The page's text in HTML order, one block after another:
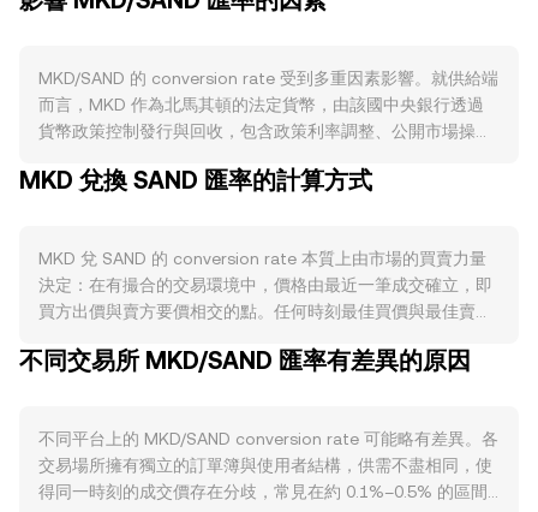
MKD/SAND 的 conversion rate 受到多重因素影響。就供給端
而言，MKD 作為北馬其頓的法定貨幣，由該國中央銀行透過
貨幣政策控制發行與回收，包含政策利率調整、公開市場操作
MKD 計價的資產相對價格。MKD 並不存在加密資產常見的銷
動、進出口與匯兌、僑匯與旅遊週期，以及企業與個人的支付
與儲值習慣；對 SAND 的需求則與 The Sandbox 生態的用
例、虛擬地產與遊戲內消費、平台活動度與合作夥伴拓展緊密
可能增強。宏觀層面上，加密市場通常與比特幣走勢相關，當
件亦可能帶來跳動，例如北馬其頓對外匯與加密服務的合規要
求、銀行端入出金規則，或主要市場對交易所、現貨/衍生品的
監管變動，都可能影響 MKD 入場管道與 SAND 的可得性。此
MKD 兌換 SAND 匯率的計算方式
MKD 兌 SAND 的 conversion rate 本質上由市場的買賣力量
決定：在有撮合的交易環境中，價格由最近一筆成交確立，即
買方出價與賣方要價相交的點。任何時刻最佳買價與最佳賣價
於參考。在跨多個平台彙整時，資料提供者會計算加權後的成
的算術很直觀：若以 conversion rate 表示 1 MKD 可兌多少
SAND，則 SAND Value = MKD Amount × conversion rate；
反之，MKD Amount = SAND Value / conversion rate。若路
不同交易所 MKD/SAND 匯率有差異的原因
不同平台上的 MKD/SAND conversion rate 可能略有差異。各
交易場所擁有獨立的訂單簿與使用者結構，供需不盡相同，使
得同一時刻的成交價存在分歧，常見在約 0.1%–0.5% 的區間